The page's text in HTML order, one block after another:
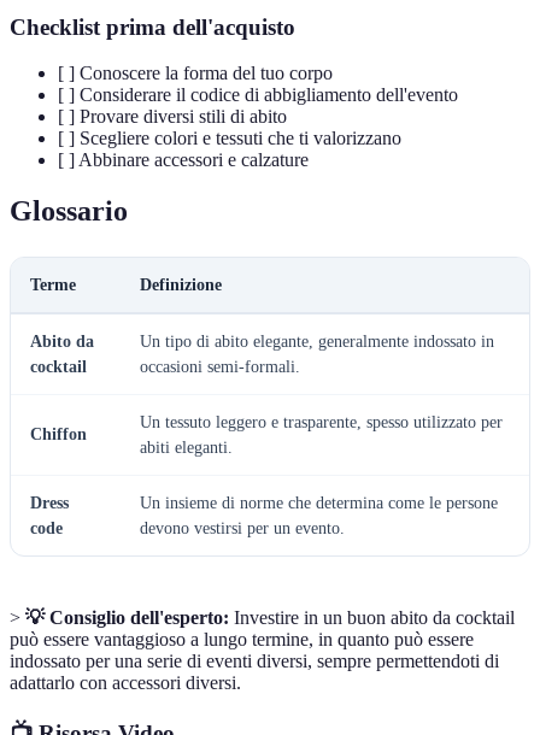
Checklist prima dell'acquisto
[ ] Conoscere la forma del tuo corpo
[ ] Considerare il codice di abbigliamento dell'evento
[ ] Provare diversi stili di abito
[ ] Scegliere colori e tessuti che ti valorizzano
[ ] Abbinare accessori e calzature
Glossario
Terme Definizione
Abito da
cocktail
Un tipo di abito elegante, generalmente indossato in
occasioni semi-formali.
Chiffon
Un tessuto leggero e trasparente, spesso utilizzato per
abiti eleganti.
Dress
code
Un insieme di norme che determina come le persone
devono vestirsi per un evento.
> 💡 Consiglio dell'esperto: Investire in un buon abito da cocktail
può essere vantaggioso a lungo termine, in quanto può essere
indossato per una serie di eventi diversi, sempre permettendoti di
adattarlo con accessori diversi.